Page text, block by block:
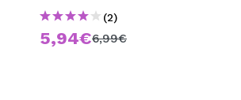
(2)
5,94€6,99€